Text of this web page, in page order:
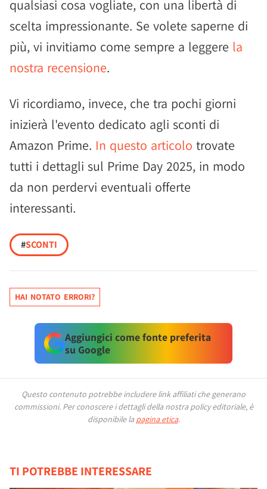
qualsiasi cosa vogliate, con una libertà di
scelta impressionante. Se volete saperne di
più, vi invitiamo come sempre a leggere la
nostra recensione.
Vi ricordiamo, invece, che tra pochi giorni
inizierà l'evento dedicato agli sconti di
Amazon Prime. In questo articolo trovate
tutti i dettagli sul Prime Day 2025, in modo
da non perdervi eventuali offerte
interessanti.
#SCONTI
HAI NOTATO ERRORI?
Aggiungici come fonte preferita
su Google
Questo contenuto potrebbe includere link affiliati che generano
commissioni. Per conoscere i dettagli della nostra policy editoriale, è
disponibile la pagina etica.
TI POTREBBE INTERESSARE